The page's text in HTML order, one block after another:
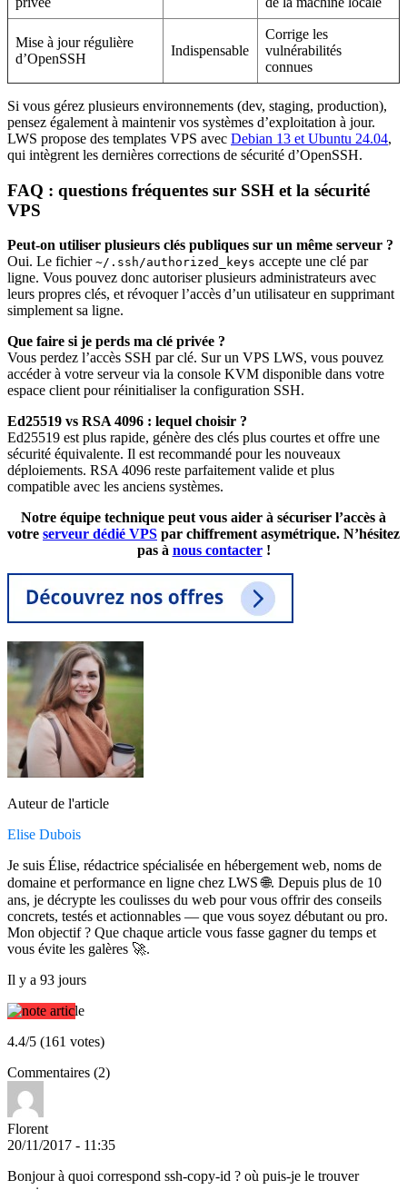
Mise à jour régulière
d’OpenSSH
Indispensable
Corrige les
vulnérabilités
connues
Si vous gérez plusieurs environnements (dev, staging, production),
pensez également à maintenir vos systèmes d’exploitation à jour.
LWS propose des templates VPS avec Debian 13 et Ubuntu 24.04,
qui intègrent les dernières corrections de sécurité d’OpenSSH.
FAQ : questions fréquentes sur SSH et la sécurité
VPS
Peut-on utiliser plusieurs clés publiques sur un même serveur ?
Oui. Le fichier ~/.ssh/authorized_keys accepte une clé par
ligne. Vous pouvez donc autoriser plusieurs administrateurs avec
leurs propres clés, et révoquer l’accès d’un utilisateur en supprimant
simplement sa ligne.
Que faire si je perds ma clé privée ?
Vous perdez l’accès SSH par clé. Sur un VPS LWS, vous pouvez
accéder à votre serveur via la console KVM disponible dans votre
espace client pour réinitialiser la configuration SSH.
Ed25519 vs RSA 4096 : lequel choisir ?
Ed25519 est plus rapide, génère des clés plus courtes et offre une
sécurité équivalente. Il est recommandé pour les nouveaux
déploiements. RSA 4096 reste parfaitement valide et plus
compatible avec les anciens systèmes.
Notre équipe technique peut vous aider à sécuriser l’accès à
votre serveur dédié VPS par chiffrement asymétrique. N’hésitez
pas à nous contacter!
Auteur de l'article
Elise Dubois
Je suis Élise, rédactrice spécialisée en hébergement web, noms de
domaine et performance en ligne chez LWS 🌐. Depuis plus de 10
ans, je décrypte les coulisses du web pour vous offrir des conseils
concrets, testés et actionnables — que vous soyez débutant ou pro.
Mon objectif ? Que chaque article vous fasse gagner du temps et
vous évite les galères 🚀.
Il y a 93 jours
4.4/5 (161 votes)
Commentaires (2)
Florent
20/11/2017 - 11:35
Bonjour à quoi correspond ssh-copy-id ? où puis-je le trouver